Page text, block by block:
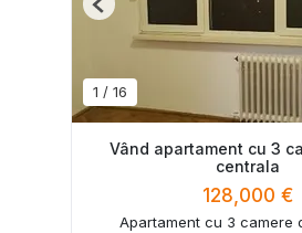
1 / 16
Previous
Vând apartament cu 3
centrala
128,000 €
Apartament cu 3 camere